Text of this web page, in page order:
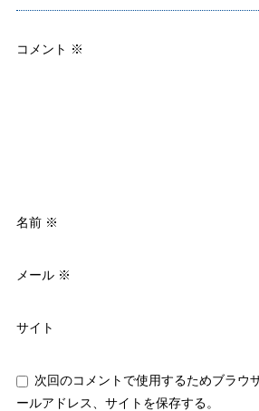
コメント ※
名前 ※
メール ※
サイト
次回のコメントで使用するためブラウ
ールアドレス、サイトを保存する。